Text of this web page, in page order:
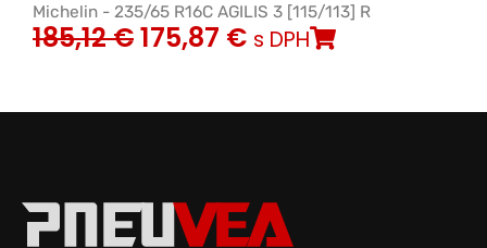
Michelin - 235/65 R16C AGILIS 3 [115/113] R
185,12€175,87 € s DPH